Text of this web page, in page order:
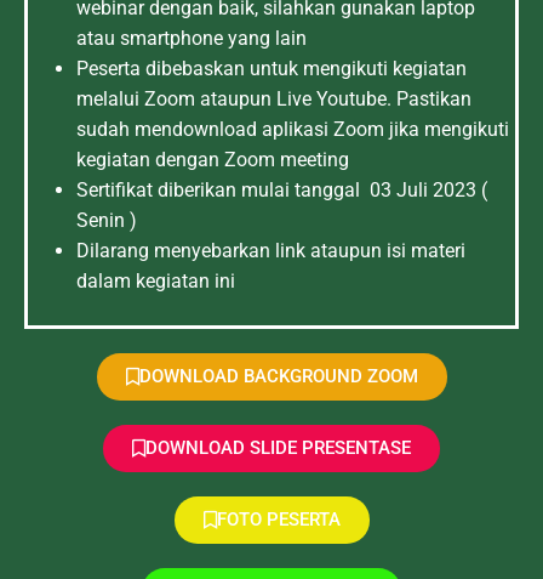
webinar dengan baik, silahkan gunakan laptop
atau smartphone yang lain
Peserta dibebaskan untuk mengikuti kegiatan
melalui Zoom ataupun Live Youtube. Pastikan
sudah mendownload aplikasi Zoom jika mengikuti
kegiatan dengan Zoom meeting
Sertifikat diberikan mulai tanggal 03 Juli 2023 (
Senin )
Dilarang menyebarkan link ataupun isi materi
dalam kegiatan ini
DOWNLOAD BACKGROUND ZOOM
DOWNLOAD SLIDE PRESENTASE
FOTO PESERTA